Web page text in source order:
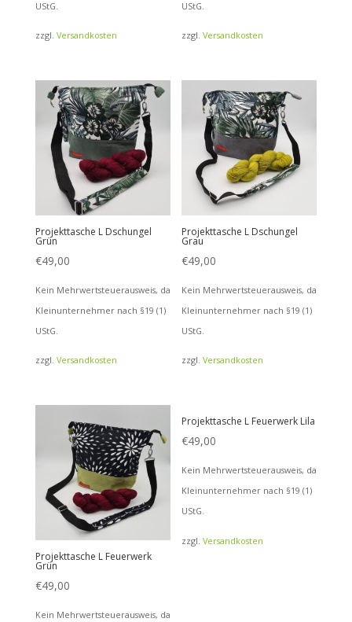
UStG.
zzgl. Versandkosten
UStG.
zzgl.Versandkosten
Projekttasche L Dschungel
Grün
€49,00
Kein Mehrwertsteuerausweis, da
Kleinunternehmer nach §19 (1)
UStG.
zzgl. Versandkosten
Projekttasche L Dschungel
Grau
€49,00
Kein Mehrwertsteuerausweis, da
Kleinunternehmer nach §19 (1)
UStG.
zzgl.Versandkosten
Projekttasche L Feuerwerk
Grün
€49,00
Kein Mehrwertsteuerausweis, da
Projekttasche L Feuerwerk Lila
€49,00
Kein Mehrwertsteuerausweis, da
Kleinunternehmer nach §19 (1)
UStG.
zzgl.Versandkosten